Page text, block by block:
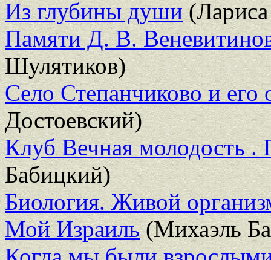
Из глубины души
Памяти Д. В.
Шулятиков)
Село Степанчиково и его
Достоевский)
Клуб Вечная молодость .
Бабицкий)
Биология. Живой
Мой Израиль(Михаэль